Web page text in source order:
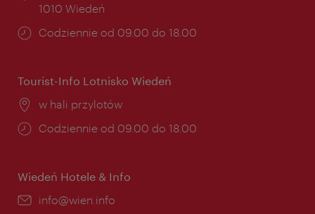
1010 Wiedeń
Godziny
Codziennie od 09.00 do 18.00
Tourist-Info Lotnisko Wiedeń
Miejsce:
w hali przylotów
Godziny
Codziennie od 09.00 do 18.00
Wiedeń Hotele & Info
E-
info@wien.info